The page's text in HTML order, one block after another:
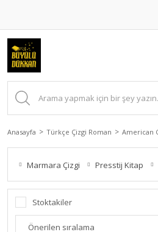
Anasayfa Türkçe Çizgi Roman American
Marmara Çizgi Presstij Kitap
Stoktakiler